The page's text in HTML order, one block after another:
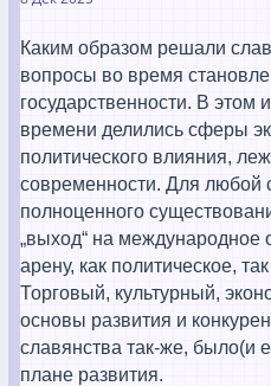
Каким образом решали
вопросы во время
государственности. В этом
времени делились сферы
политического влияния,
современности. Для любой
полноценного
„выход“ на
арену, как политическое,
Торговый, культурный,
основы развития и
славянства так-же, было(и
плане развития.